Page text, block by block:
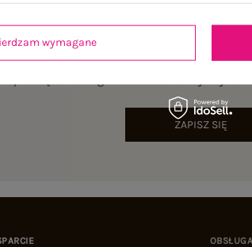
ZAPISZ SIĘ
wymagane